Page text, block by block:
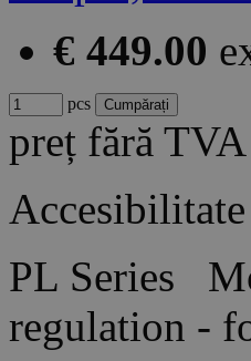
€ 449.00
pcs
preț fără TVA
Accesibilitate
PL Series
regulation -